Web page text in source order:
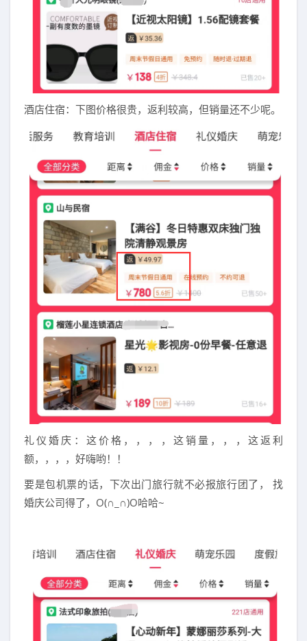
酒店住宿：下图价格很贵，返利较高，但销量还不少呢。
礼仪婚庆：这价格，，，，这销量，，，这返利
额，，，，好嗨哟！！
要是包机票的话，下次出门旅行就不必报旅行团了， 找
婚庆公司得了，O(∩_∩)O哈哈~